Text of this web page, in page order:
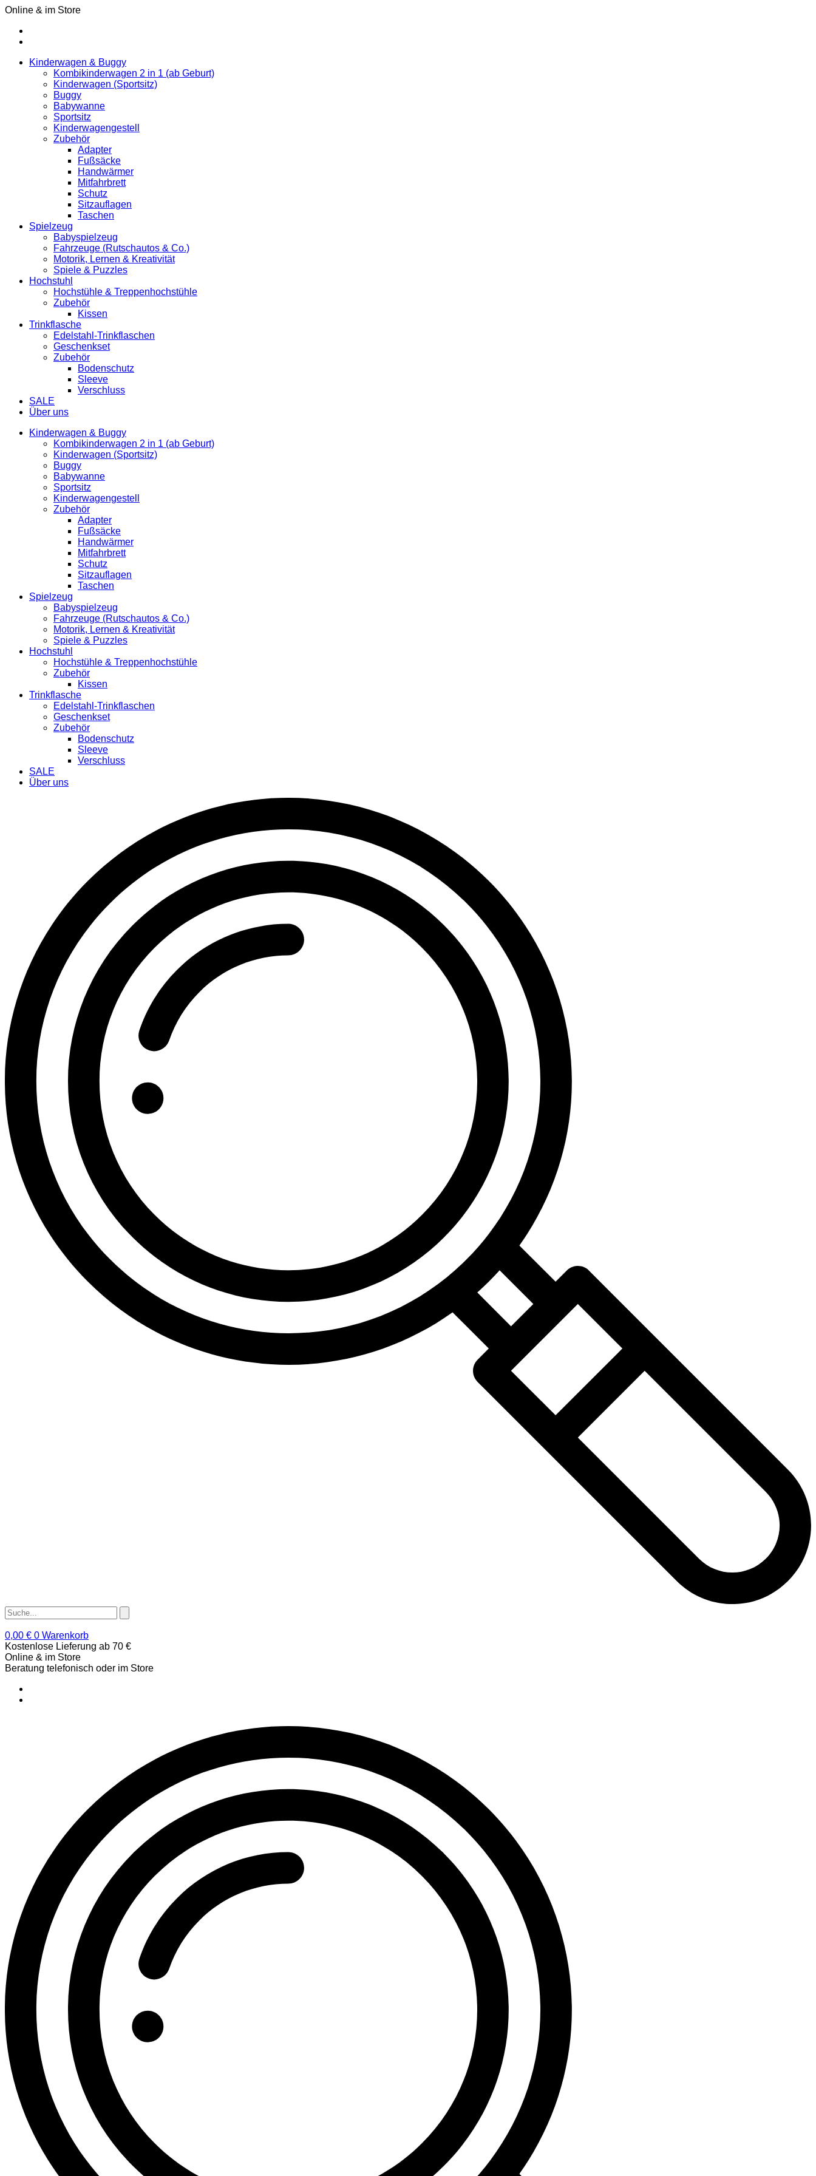
Online & im Store
Kinderwagen & Buggy
Kombikinderwagen 2 in 1 (ab Geburt)
Kinderwagen (Sportsitz)
Buggy
Babywanne
Sportsitz
Kinderwagengestell
Zubehör
Adapter
Fußsäcke
Handwärmer
Mitfahrbrett
Schutz
Sitzauflagen
Taschen
Spielzeug
Babyspielzeug
Fahrzeuge (Rutschautos & Co.)
Motorik, Lernen & Kreativität
Spiele & Puzzles
Hochstuhl
Hochstühle & Treppenhochstühle
Zubehör
Kissen
Trinkflasche
Edelstahl-Trinkflaschen
Geschenkset
Zubehör
Bodenschutz
Sleeve
Verschluss
SALE
Über uns
Kinderwagen & Buggy
Kombikinderwagen 2 in 1 (ab Geburt)
Kinderwagen (Sportsitz)
Buggy
Babywanne
Sportsitz
Kinderwagengestell
Zubehör
Adapter
Fußsäcke
Handwärmer
Mitfahrbrett
Schutz
Sitzauflagen
Taschen
Spielzeug
Babyspielzeug
Fahrzeuge (Rutschautos & Co.)
Motorik, Lernen & Kreativität
Spiele & Puzzles
Hochstuhl
Hochstühle & Treppenhochstühle
Zubehör
Kissen
Trinkflasche
Edelstahl-Trinkflaschen
Geschenkset
Zubehör
Bodenschutz
Sleeve
Verschluss
SALE
Über uns
0,00 € 0 Warenkorb
Kostenlose Lieferung ab 70 €
Online & im Store
Beratung telefonisch oder im Store